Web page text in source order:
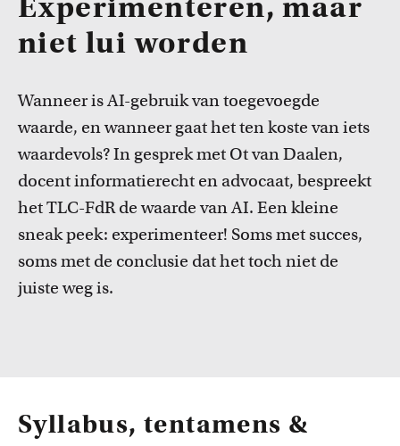
FDR
FMG
FNWI
Cursussen
Bekijk het professionaliseringsaanbod voor docenten per
niet lui worden
Wanneer is AI-gebruik van toegevoegde
waarde, en wanneer gaat het ten koste van iets
waardevols? In gesprek met Ot van Daalen,
docent informatierecht en advocaat, bespreekt
het TLC-FdR de waarde van AI. Een kleine
sneak peek: experimenteer! Soms met succes,
soms met de conclusie dat het toch niet de
juiste weg is.
Syllabus, tentamens &